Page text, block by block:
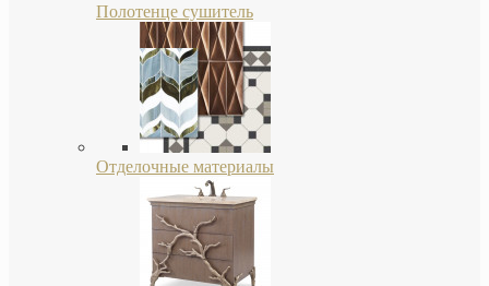
Полотенце сушитель
Отделочные материалы